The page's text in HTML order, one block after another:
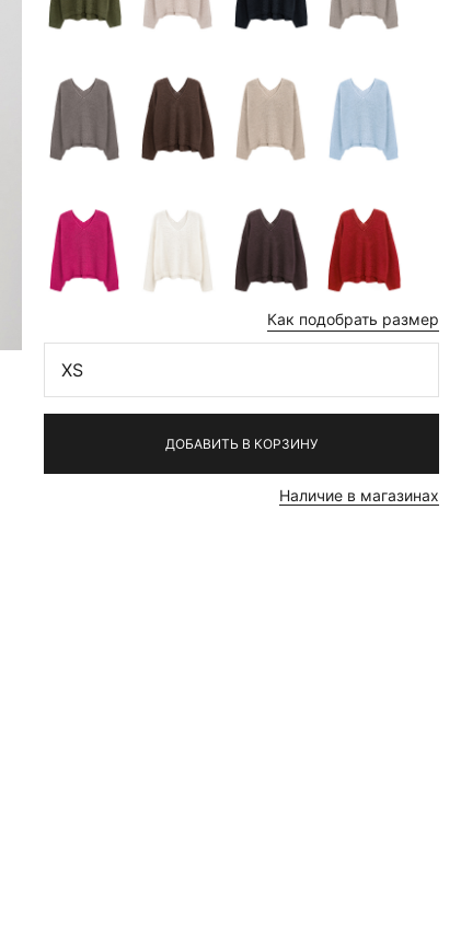
Как подобрать размер
XS
ДОБАВИТЬ В КОРЗИНУ
Наличие в магазинах